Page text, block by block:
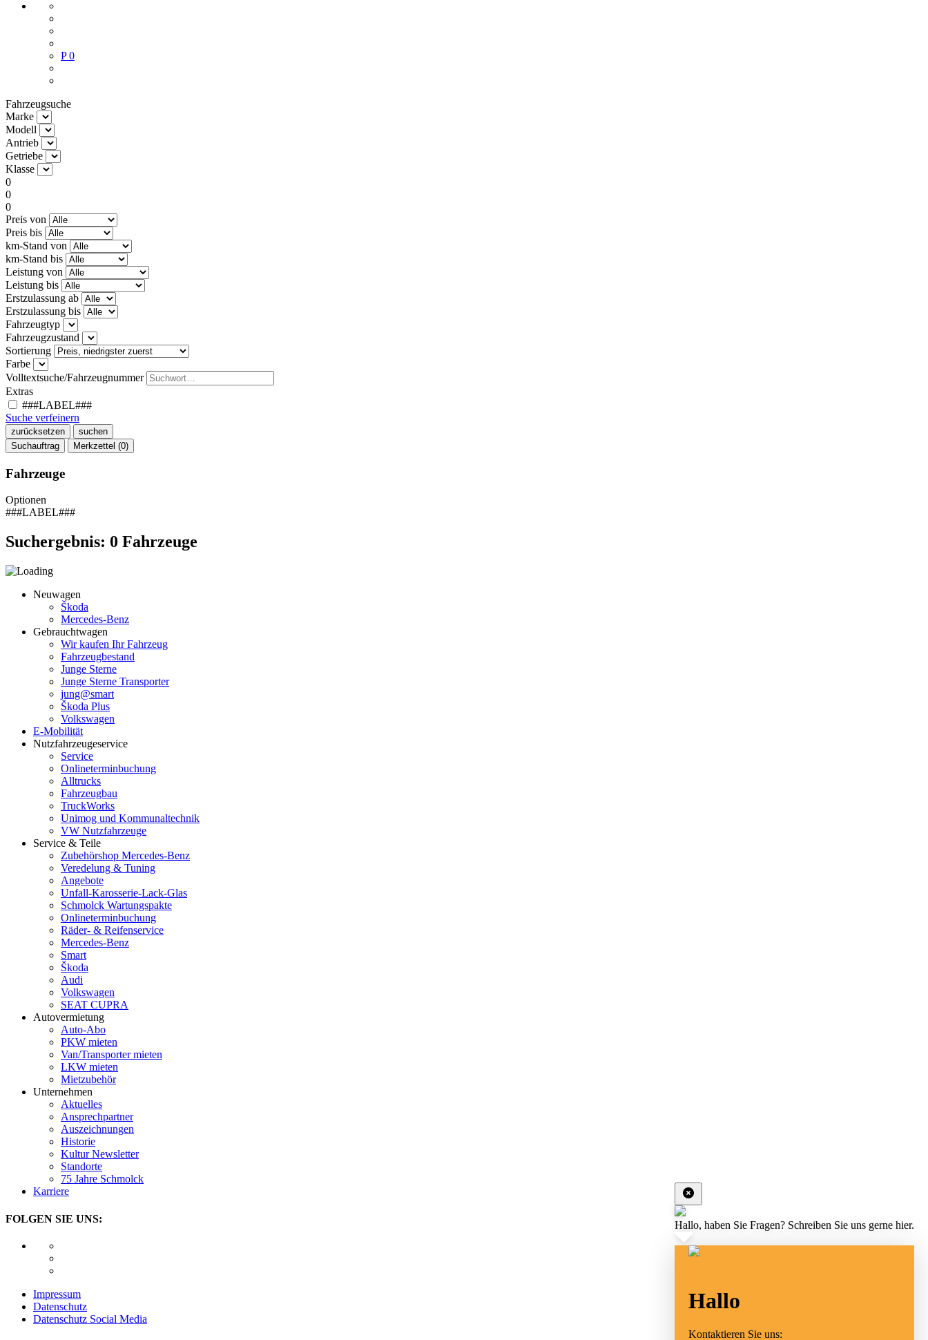
P 0
Fahrzeugsuche
Marke
Modell
Antrieb
Getriebe
Klasse
0
0
0
Preis von
Preis bis
km-Stand von
km-Stand bis
Leistung von
Leistung bis
Erstzulassung ab
Erstzulassung bis
Fahrzeugtyp
Fahrzeugzustand
Sortierung
Farbe
Volltextsuche/Fahrzeugnummer
Extras
###LABEL###
Suche verfeinern
zurücksetzen
suchen
Suchauftrag
Merkzettel (0)
Fahrzeuge
Optionen
###LABEL###
Suchergebnis: 0 Fahrzeuge
Neuwagen
Škoda
Mercedes-Benz
Gebrauchtwagen
Wir kaufen Ihr Fahrzeug
Fahrzeugbestand
Junge Sterne
Junge Sterne Transporter
jung@smart
Škoda Plus
Volkswagen
E-Mobilität
Nutzfahrzeugeservice
Service
Onlineterminbuchung
Alltrucks
Fahrzeugbau
TruckWorks
Unimog und Kommunaltechnik
VW Nutzfahrzeuge
Service & Teile
Zubehörshop Mercedes-Benz
Veredelung & Tuning
Angebote
Unfall-Karosserie-Lack-Glas
Schmolck Wartungspakte
Onlineterminbuchung
Räder- & Reifenservice
Mercedes-Benz
Smart
Škoda
Audi
Volkswagen
SEAT CUPRA
Autovermietung
Auto-Abo
PKW mieten
Van/Transporter mieten
LKW mieten
Mietzubehör
Unternehmen
Aktuelles
Ansprechpartner
Auszeichnungen
Historie
Kultur Newsletter
Standorte
75 Jahre Schmolck
Karriere
FOLGEN SIE UNS:
Impressum
Datenschutz
Datenschutz Social Media
Hallo, haben Sie Fragen? Schreiben Sie uns gerne hier.
Hallo
Kontaktieren Sie uns: